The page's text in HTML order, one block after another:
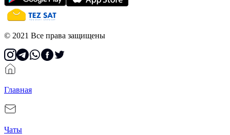
© 2021 Все права защищены
Главная
Чаты